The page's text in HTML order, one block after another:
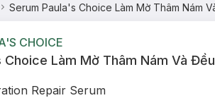
Serum Paula's Choice Làm Mờ Thâm Nám
CHOICE
Choice Làm Mờ Thâm Nám Và
Repair Serum